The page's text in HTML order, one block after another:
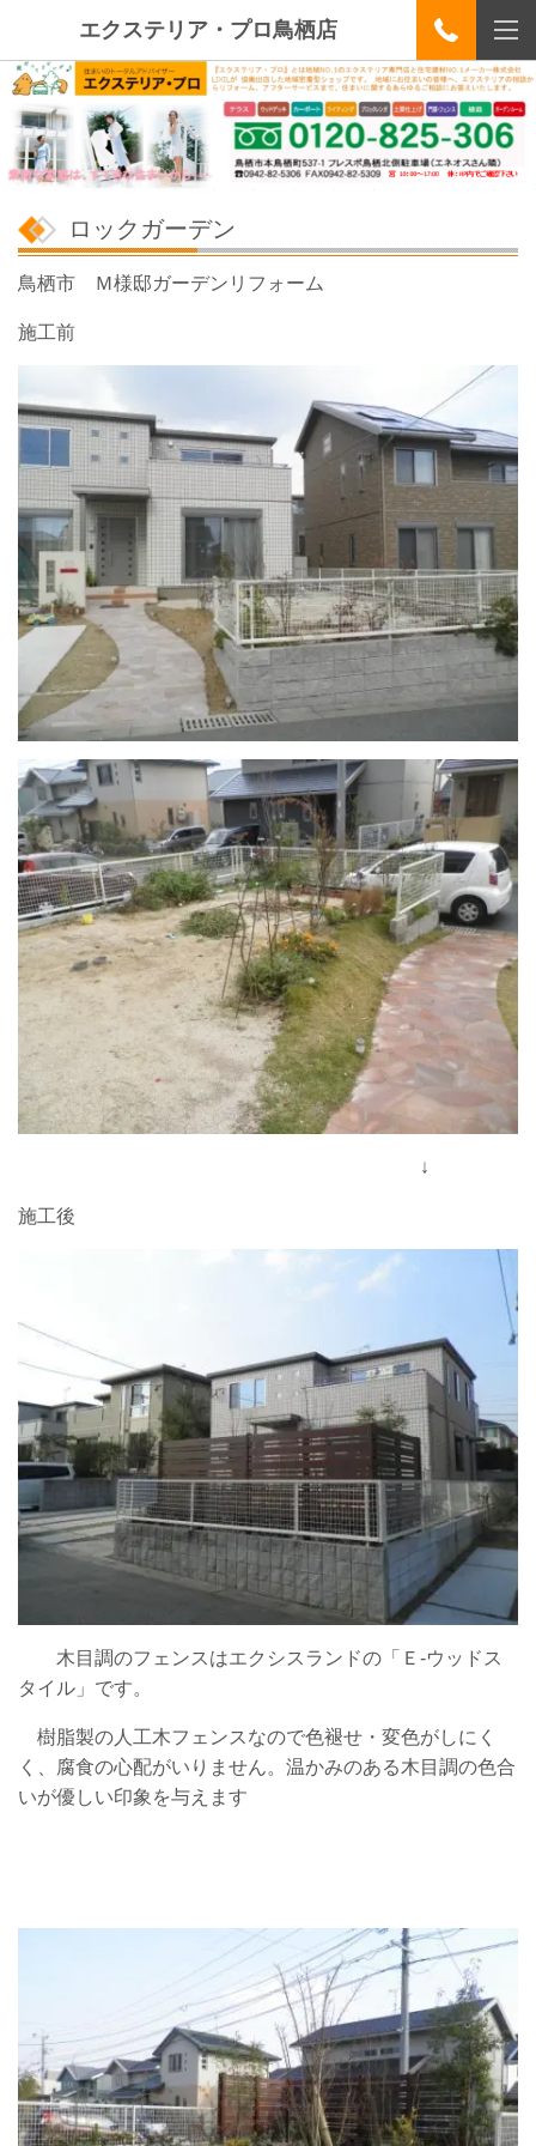
エクステリア・プロ鳥栖店
ロックガーデン
鳥栖市 Ｍ様邸ガーデンリフォーム
施工前
↓
施工後
木目調のフェンスはエクシスランドの「Ｅ-ウッドス
タイル」です。
樹脂製の人工木フェンスなので色褪せ・変色がしにく
く、腐食の心配がいりません。温かみのある木目調の色合
いが優しい印象を与えます